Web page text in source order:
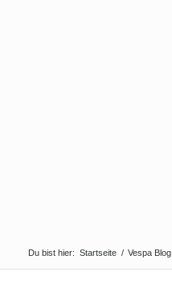
Du bist hier: Startseite / Vespa Blog